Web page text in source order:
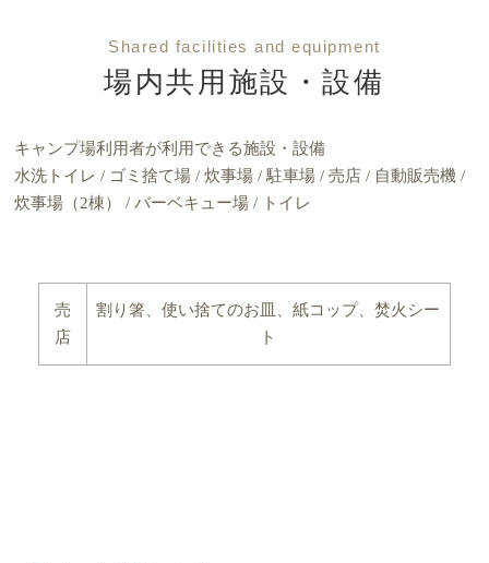
Shared facilities and equipment
場内共用施設・設備
キャンプ場利用者が利用できる施設・設備
水洗トイレ / ゴミ捨て場 / 炊事場 / 駐車場 / 売店 / 自動販売機 /
炊事場（2棟） / バーベキュー場 / トイレ
売
店
割り箸、使い捨てのお皿、紙コップ、焚火シー
ト